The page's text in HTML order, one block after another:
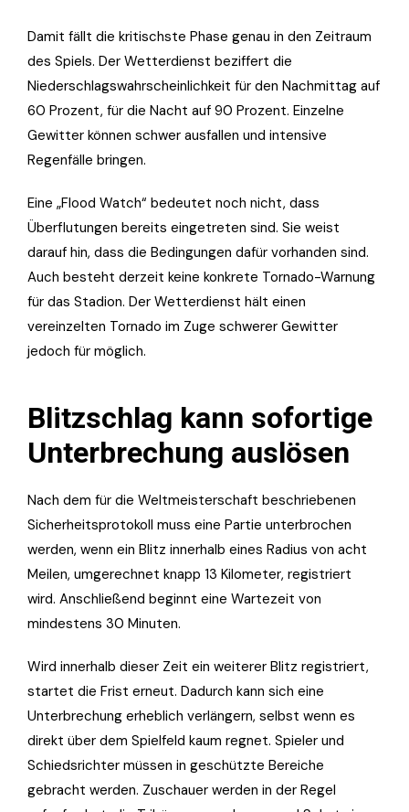
Damit fällt die kritischste Phase genau in den Zeitraum
des Spiels. Der Wetterdienst beziffert die
Niederschlagswahrscheinlichkeit für den Nachmittag auf
60 Prozent, für die Nacht auf 90 Prozent. Einzelne
Gewitter können schwer ausfallen und intensive
Regenfälle bringen.
Eine „Flood Watch“ bedeutet noch nicht, dass
Überflutungen bereits eingetreten sind. Sie weist
darauf hin, dass die Bedingungen dafür vorhanden sind.
Auch besteht derzeit keine konkrete Tornado-Warnung
für das Stadion. Der Wetterdienst hält einen
vereinzelten Tornado im Zuge schwerer Gewitter
jedoch für möglich.
Blitzschlag kann sofortige
Unterbrechung auslösen
Nach dem für die Weltmeisterschaft beschriebenen
Sicherheitsprotokoll muss eine Partie unterbrochen
werden, wenn ein Blitz innerhalb eines Radius von acht
Meilen, umgerechnet knapp 13 Kilometer, registriert
wird. Anschließend beginnt eine Wartezeit von
mindestens 30 Minuten.
Wird innerhalb dieser Zeit ein weiterer Blitz registriert,
startet die Frist erneut. Dadurch kann sich eine
Unterbrechung erheblich verlängern, selbst wenn es
direkt über dem Spielfeld kaum regnet. Spieler und
Schiedsrichter müssen in geschützte Bereiche
gebracht werden. Zuschauer werden in der Regel